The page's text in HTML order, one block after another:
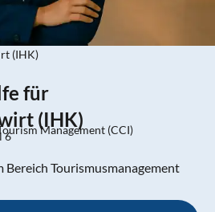
(IHK)
für
(IHK)
Management (CCI)
6
Bereich Tourismusmanagement